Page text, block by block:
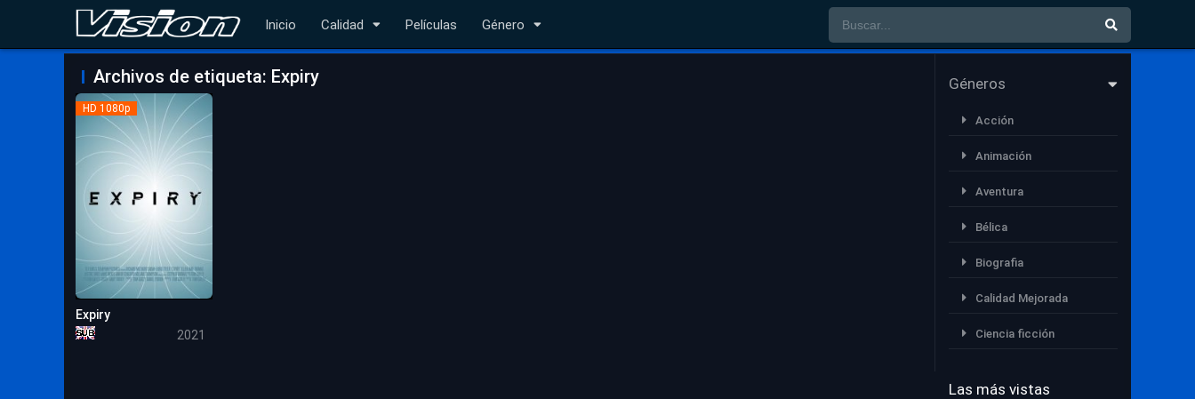
Inicio Calidad Películas Género
Archivos de etiqueta: Expiry
HD 1080p
Expiry
2021
Géneros
Acción
Animación
Aventura
Bélica
Biografia
Calidad Mejorada
Ciencia ficción
Las más vistas